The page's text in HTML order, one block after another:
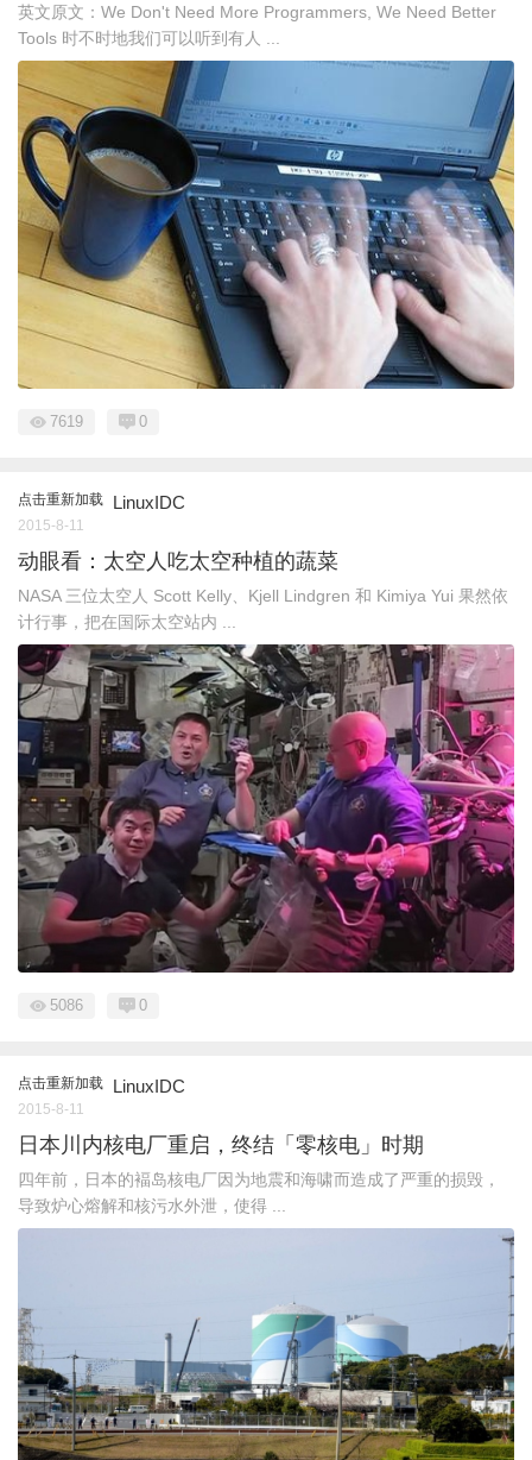
英文原文：We Don't Need More Programmers, We Need Better
Tools 时不时地我们可以听到有人 ...
7619 0
点击重新加载 LinuxIDC
2015-8-11
动眼看：太空人吃太空种植的蔬菜
NASA 三位太空人 Scott Kelly、Kjell Lindgren 和 Kimiya Yui 果然依
计行事，把在国际太空站内 ...
5086 0
点击重新加载 LinuxIDC
2015-8-11
日本川内核电厂重启，终结「零核电」时期
四年前，日本的褔岛核电厂因为地震和海啸而造成了严重的损毁，
导致炉心熔解和核污水外泄，使得 ...